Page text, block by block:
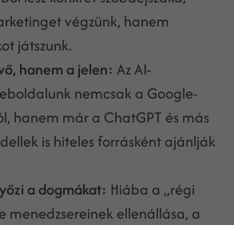
végzünk, hanem
játszunk.
hanem a jelen: Az AI-
nemcsak a Google-
hanem már a ChatGPT és más
is hiteles forrásként ajánlják
a dogmákat: Hiába a „régi
menedzsereinek ellenállása, a